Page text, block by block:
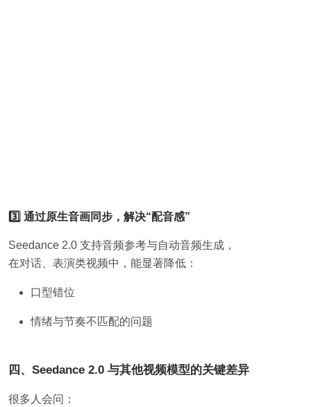
3️⃣ 通过原生音画同步，解决“配音感”
Seedance 2.0 支持音频参考与自动音频生成，
在对话、表演类视频中，能显著降低：
口型错位
情绪与节奏不匹配的问题
四、Seedance 2.0 与其他视频模型的关键差异
很多人会问：